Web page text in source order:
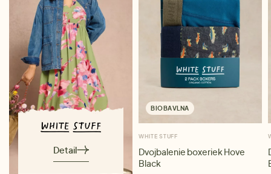
Detail
BIOBAVLNA
WHITE STUFF
Dvojbalenie boxeriek Hove
Black